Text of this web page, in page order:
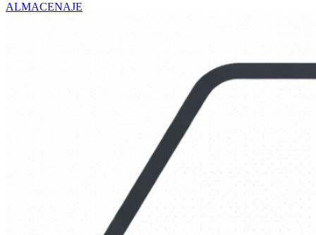
ALMACENAJE